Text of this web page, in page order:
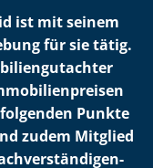
ist mit seinem
für sie tätig.
Punkte
zudem Mitglied